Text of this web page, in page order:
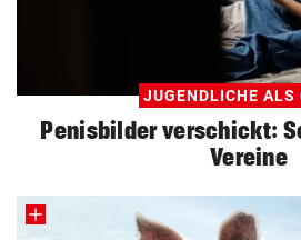
JUGENDLICHE ALS
Penisbilder verschickt:
Vereine